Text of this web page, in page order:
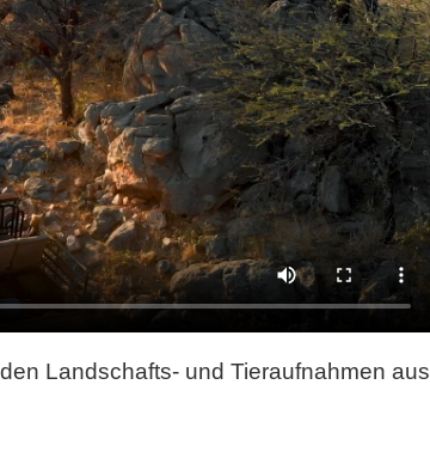
Landschafts- und Tieraufnahmen aus